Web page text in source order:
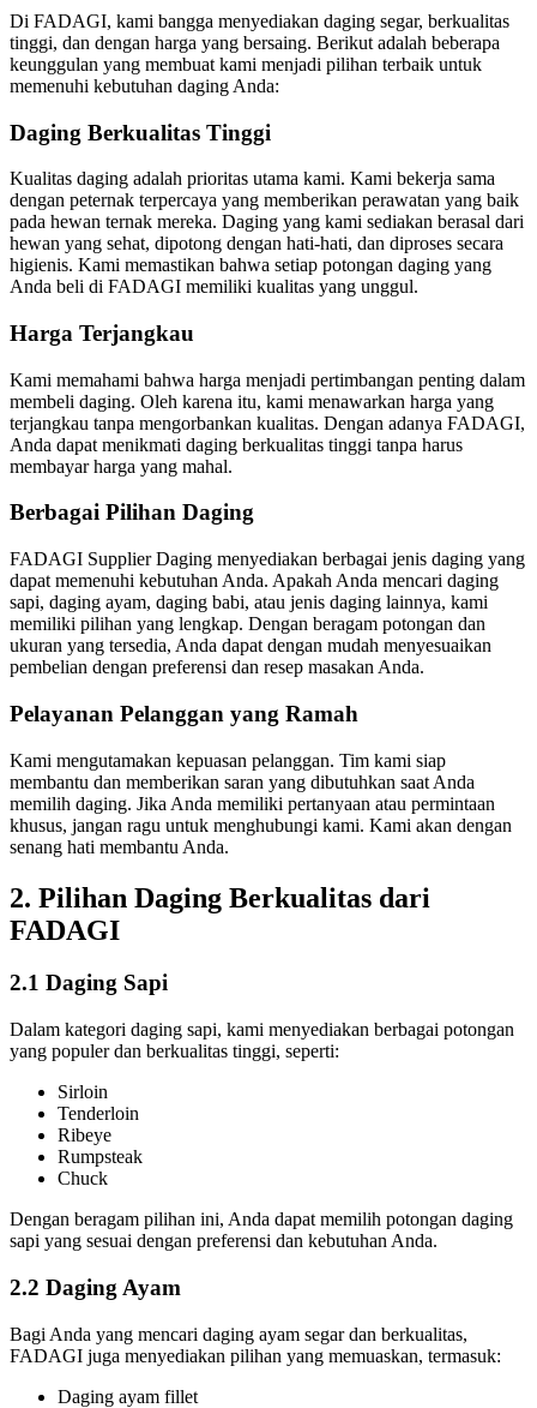
Di FADAGI, kami bangga menyediakan daging segar, berkualitas
tinggi, dan dengan harga yang bersaing. Berikut adalah beberapa
keunggulan yang membuat kami menjadi pilihan terbaik untuk
memenuhi kebutuhan daging Anda:
Daging Berkualitas Tinggi
Kualitas daging adalah prioritas utama kami. Kami bekerja sama
dengan peternak terpercaya yang memberikan perawatan yang baik
pada hewan ternak mereka. Daging yang kami sediakan berasal dari
hewan yang sehat, dipotong dengan hati-hati, dan diproses secara
higienis. Kami memastikan bahwa setiap potongan daging yang
Anda beli di FADAGI memiliki kualitas yang unggul.
Harga Terjangkau
Kami memahami bahwa harga menjadi pertimbangan penting dalam
membeli daging. Oleh karena itu, kami menawarkan harga yang
terjangkau tanpa mengorbankan kualitas. Dengan adanya FADAGI,
Anda dapat menikmati daging berkualitas tinggi tanpa harus
membayar harga yang mahal.
Berbagai Pilihan Daging
FADAGI Supplier Daging menyediakan berbagai jenis daging yang
dapat memenuhi kebutuhan Anda. Apakah Anda mencari daging
sapi, daging ayam, daging babi, atau jenis daging lainnya, kami
memiliki pilihan yang lengkap. Dengan beragam potongan dan
ukuran yang tersedia, Anda dapat dengan mudah menyesuaikan
pembelian dengan preferensi dan resep masakan Anda.
Pelayanan Pelanggan yang Ramah
Kami mengutamakan kepuasan pelanggan. Tim kami siap
membantu dan memberikan saran yang dibutuhkan saat Anda
memilih daging. Jika Anda memiliki pertanyaan atau permintaan
khusus, jangan ragu untuk menghubungi kami. Kami akan dengan
senang hati membantu Anda.
2. Pilihan Daging Berkualitas dari
FADAGI
2.1 Daging Sapi
Dalam kategori daging sapi, kami menyediakan berbagai potongan
yang populer dan berkualitas tinggi, seperti:
Sirloin
Tenderloin
Ribeye
Rumpsteak
Chuck
Dengan beragam pilihan ini, Anda dapat memilih potongan daging
sapi yang sesuai dengan preferensi dan kebutuhan Anda.
2.2 Daging Ayam
Bagi Anda yang mencari daging ayam segar dan berkualitas,
FADAGI juga menyediakan pilihan yang memuaskan, termasuk:
Daging ayam fillet